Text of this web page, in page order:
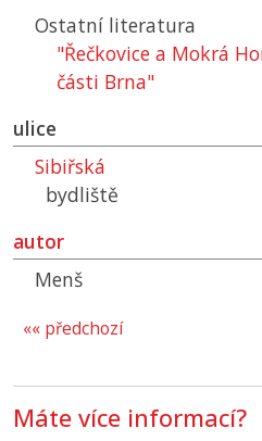
Ostatní literatura
"Řečkovice a Mokrá
části Brna"
ulice
Sibiřská
bydliště
autor
Menš
«« předchozí
Máte více informací?